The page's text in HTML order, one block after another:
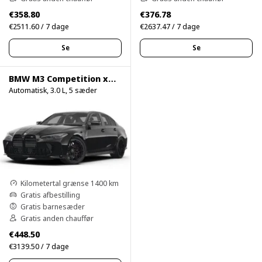
€358.80
€2511.60 / 7 dage
Se
€376.78
€2637.47 / 7 dage
Se
BMW M3 Competition xDrive
Automatisk, 3.0 L, 5 sæder
Kilometertal grænse 1400 km
Gratis afbestilling
Gratis barnesæder
Gratis anden chauffør
€448.50
€3139.50 / 7 dage